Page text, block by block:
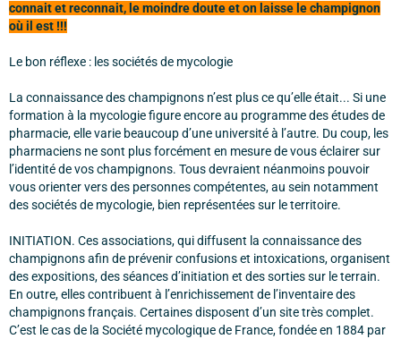
connait et reconnait, le moindre doute et on laisse le champignon
où il est !!!
Le bon réflexe : les sociétés de mycologie
La connaissance des champignons n’est plus ce qu’elle était... Si une
formation à la mycologie figure encore au programme des études de
pharmacie, elle varie beaucoup d’une université à l’autre. Du coup, les
pharmaciens ne sont plus forcément en mesure de vous éclairer sur
l’identité de vos champignons. Tous devraient néanmoins pouvoir
vous orienter vers des personnes compétentes, au sein notamment
des sociétés de mycologie, bien représentées sur le territoire.
INITIATION. Ces associations, qui diffusent la connaissance des
champignons afin de prévenir confusions et intoxications, organisent
des expositions, des séances d’initiation et des sorties sur le terrain.
En outre, elles contribuent à l’enrichissement de l’inventaire des
champignons français. Certaines disposent d’un site très complet.
C’est le cas de la Société mycologique de France, fondée en 1884 par